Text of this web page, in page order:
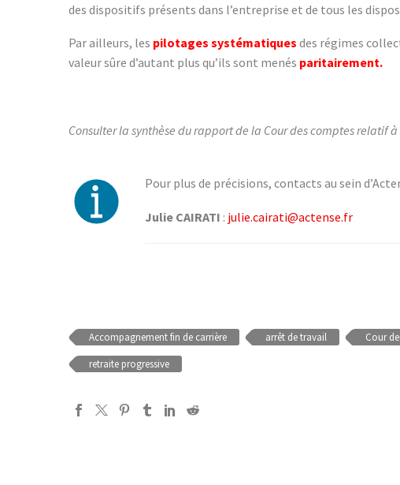
des dispositifs présents dans l’entreprise et de tous les
Par ailleurs, les pilotages systématiques des régimes
valeur sûre d’autant plus qu’ils sont menés paritairement.
Consulter la synthèse du rapport de la Cour des comptes relatif
Pour plus de précisions, contacts au sein
Julie CAIRATI : julie.cairati@actense.fr
Accompagnement fin de carrière arrêt de travail Cour
retraite progressive